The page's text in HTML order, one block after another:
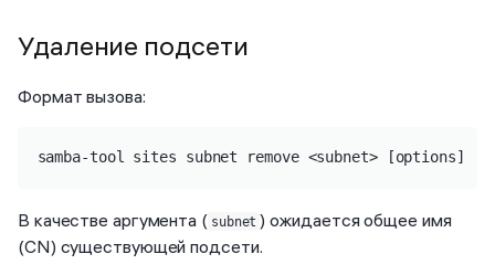
Удаление подсети
Формат вызова:
samba-tool sites subnet remove <subnet> [options]
В качестве аргумента ( subnet ) ожидается общее имя
(CN) существующей подсети.